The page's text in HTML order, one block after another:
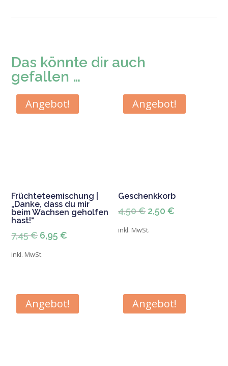
Das könnte dir auch
gefallen …
Angebot!
Früchteteemischung |
„Danke, dass du mir
beim Wachsen geholfen
hast!“
7,45€ Ursprünglicher
6,95€
inkl. MwSt.
Angebot!
Geschenkkorb
4,50€ Ursprünglicher
2,50€
inkl. MwSt.
Angebot! Angebot!